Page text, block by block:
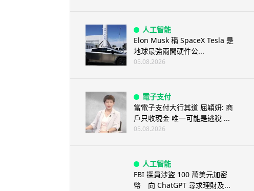
人工智能
Elon Musk 稱 SpaceX Tesla 是
地球最強兩間硬件公...
05.08.2026
電子支付
當電子支付大行其道 屈穎妍: 商
戶只收現金 唯一可能是逃稅 ...
05.08.2026
人工智能
FBI 探員涉盜 100 萬美元加密
幣 向 ChatGPT 尋求理財及...